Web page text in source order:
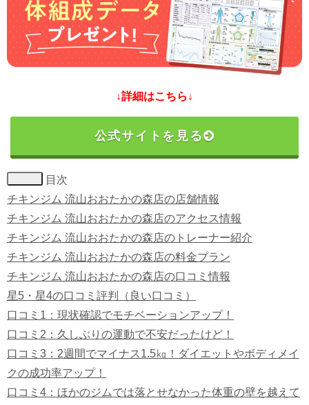
↓詳細はこちら↓
公式サイトを見る
目次
チキンジム 流山おおたかの森店の店舗情報
チキンジム 流山おおたかの森店のアクセス情報
チキンジム 流山おおたかの森店のトレーナー紹介
チキンジム 流山おおたかの森店の料金プラン
チキンジム 流山おおたかの森店の口コミ情報
星5・星4の口コミ評判（良い口コミ）
口コミ1：現状確認でモチベーションアップ！
口コミ2：久しぶりの運動で不安だったけど！
口コミ3：2週間でマイナス1.5㎏！ダイエットやボディメイ
クの成功率アップ！
口コミ4：ほかのジムでは落とせなかった体重の壁を越えて